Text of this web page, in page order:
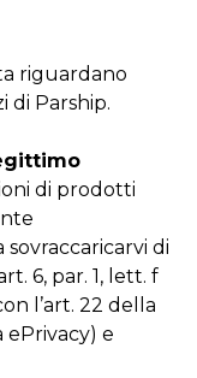
riguardano
di Parship.
di prodotti
di
6, par. 1, lett. f
l’art. 22 della
ePrivacy) e